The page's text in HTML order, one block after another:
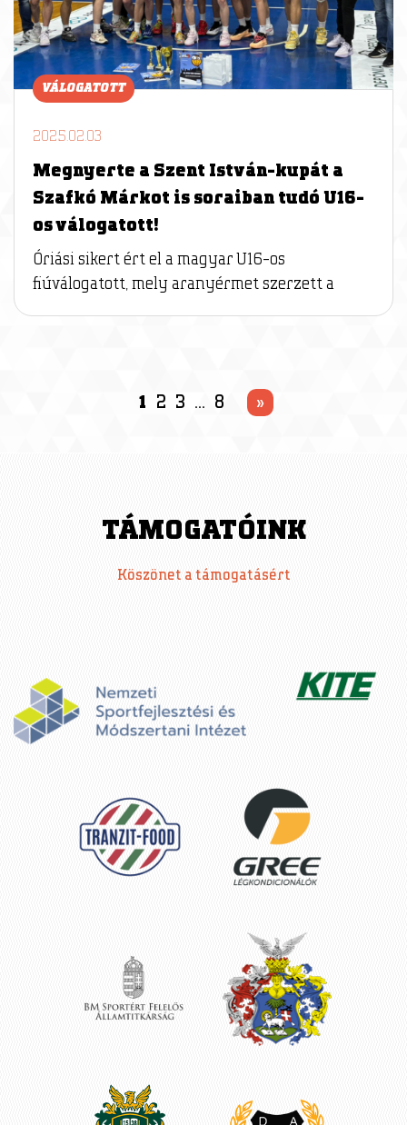
VÁLOGATOTT
2025.02.03
Megnyerte a Szent István-kupát a
Szafkó Márkot is soraiban tudó U16-
os válogatott!
Óriási sikert ért el a magyar U16-os
fiúválogatott, mely aranyérmet szerzett a
1 2 3 … 8 »
TÁMOGATÓINK
Köszönet a támogatásért